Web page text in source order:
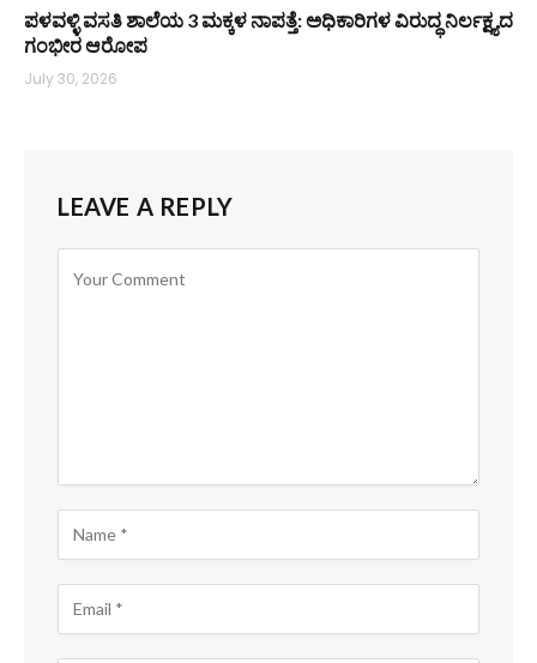
ಪಳವಳ್ಳಿ ವಸತಿ ಶಾಲೆಯ 3 ಮಕ್ಕಳ ನಾಪತ್ತೆ: ಅಧಿಕಾರಿಗಳ ವಿರುದ್ಧ ನಿರ್ಲಕ್ಷ್ಯದ
ಗಂಭೀರ ಆರೋಪ
July 30, 2026
LEAVE A REPLY